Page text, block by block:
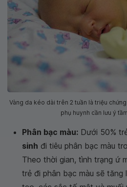
Vàng da kéo dài trên 2 tuần là triệu
phụ huynh cần lưu ý
Phân bạc màu: Dưới 50%
sinh đi tiêu phân bạc màu
Theo thời gian, tình trạng ứ
trẻ đi phân bạc màu sẽ